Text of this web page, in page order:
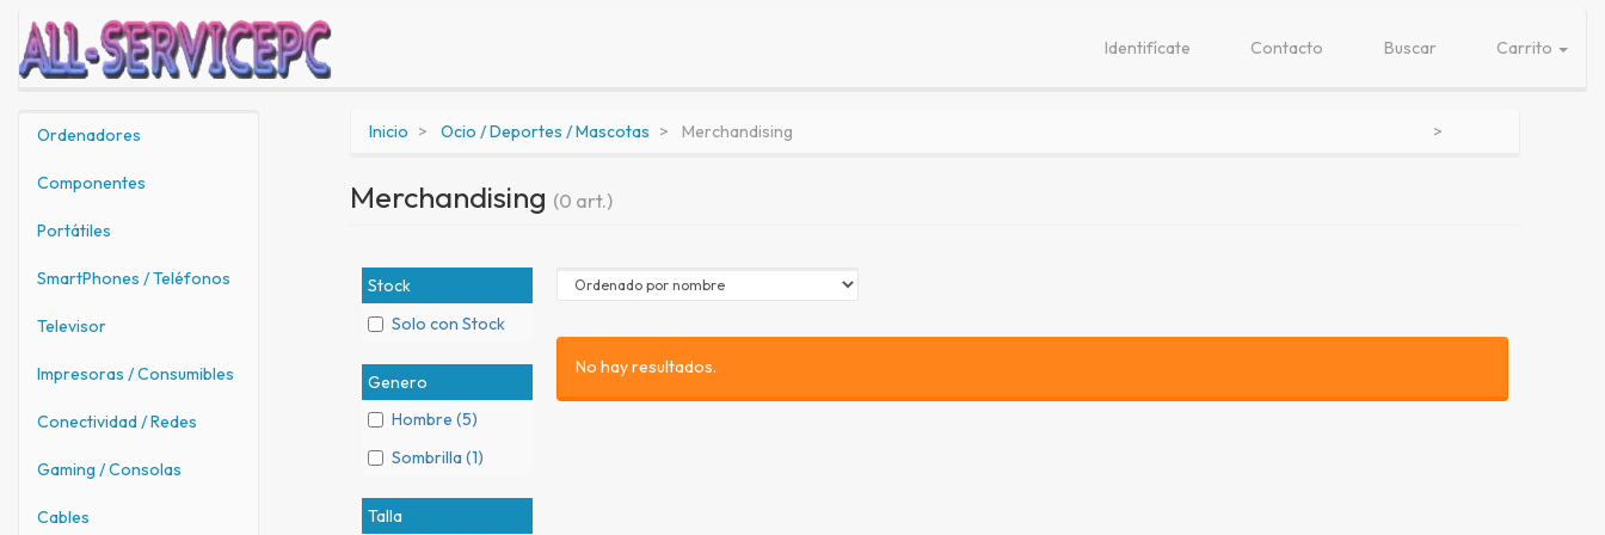
Identifícate Contacto Buscar Carrito
Ordenadores
Componentes
Portátiles
SmartPhones / Teléfonos
Televisor
Impresoras / Consumibles
Conectividad / Redes
Gaming / Consolas
Cables
Inicio Ocio / Deportes / Mascotas Merchandising
Merchandising (0 art.)
Stock
Solo con Stock
Genero
Hombre (5)
Sombrilla (1)
Talla
No hay resultados.